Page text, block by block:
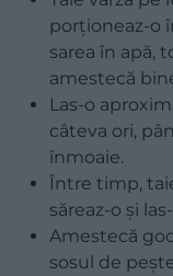
porționeaz-o
sarea în apă,
amestecă
Las-o
câteva ori,
înmoaie.
Între timp,
săreaz-o și
Amestecă
sosul de